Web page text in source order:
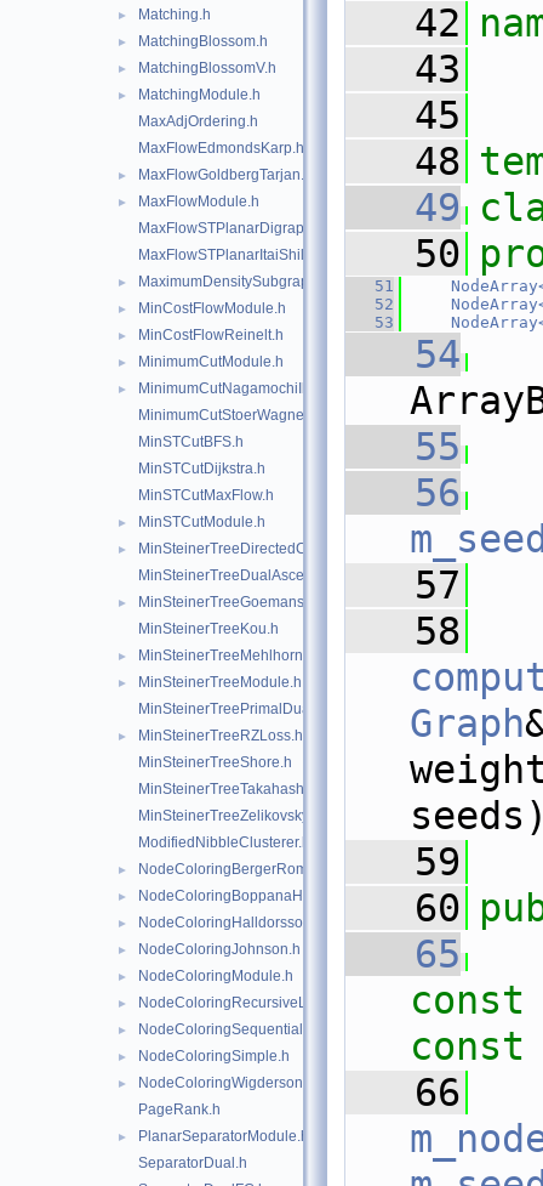
► Matching.h
► MatchingBlossom.h
► MatchingBlossomV.h
►
MatchingModule.h
MaxAdjOrdering.h
MaxFlowEdmondsKarp.h
► MaxFlowGoldbergTarjan.h
►
MaxFlowModule.h
MaxFlowSTPlanarDigraph.h
MaxFlowSTPlanarItaiShiloach.h
► MaximumDensitySubgraph.h
► MinCostFlowModule.h
► MinCostFlowReinelt.h
► MinimumCutModule.h
►
MinimumCutNagamochiIbaraki.h
MinimumCutStoerWagner.h
MinSTCutBFS.h
MinSTCutDijkstra.h
MinSTCutMaxFlow.h
► MinSTCutModule.h
►
MinSteinerTreeDirectedCut.h
MinSteinerTreeDualAscent.h
►
MinSteinerTreeGoemans139.h
MinSteinerTreeKou.h
► MinSteinerTreeMehlhorn.h
►
MinSteinerTreeModule.h
MinSteinerTreePrimalDual.h
►
MinSteinerTreeRZLoss.h
MinSteinerTreeShore.h
MinSteinerTreeTakahashi.h
MinSteinerTreeZelikovsky.h
ModifiedNibbleClusterer.h
► NodeColoringBergerRompel.h
► NodeColoringBoppanaHalldorsson.h
► NodeColoringHalldorsson.h
► NodeColoringJohnson.h
► NodeColoringModule.h
► NodeColoringRecursiveLargestFirst.h
► NodeColoringSequential.h
► NodeColoringSimple.h
►
NodeColoringWigderson.h
PageRank.h
►
PlanarSeparatorModule.h
SeparatorDual.h
   42
   43
   45
   48
   49
   50
   51
   52
   53
   54
   55
   56
   57
   58
Graph
   59
   60
   65
const
const
   66